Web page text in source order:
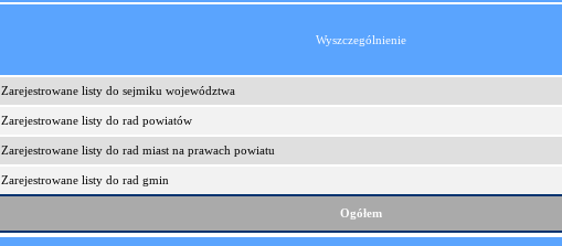
Wyszczególnienie
Zarejestrowane listy do sejmiku województwa
Zarejestrowane listy do rad powiatów
Zarejestrowane listy do rad miast na prawach powiatu
Zarejestrowane listy do rad gmin
Ogółem